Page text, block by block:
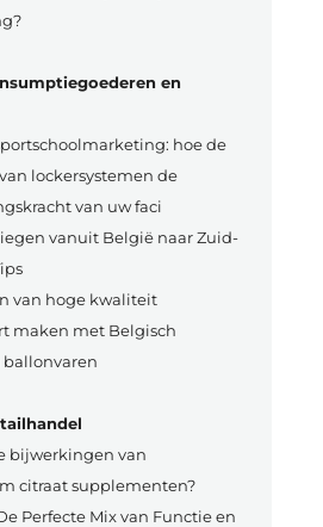
en
hoe de
lockersystemen de
van uw faci
vanuit België naar Zuid-
van hoge kwaliteit
maken met Belgisch
bijwerkingen van
citraat supplementen?
Perfecte Mix van Functie en